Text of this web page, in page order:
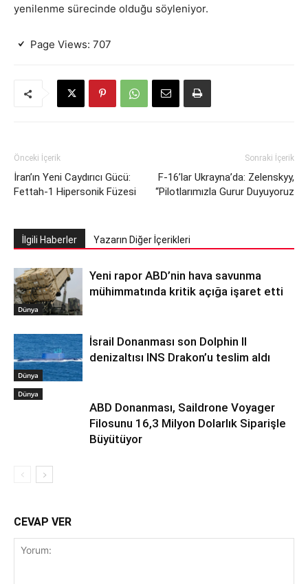
yenilenme sürecinde olduğu söyleniyor.
Page Views: 707
Önceki İçerik
İran’ın Yeni Caydırıcı Gücü:
Fettah-1 Hipersonik Füzesi
Sonraki İçerik
F-16’lar Ukrayna’da: Zelenskyy,
“Pilotlarımızla Gurur Duyuyoruz
İlgili Haberler Yazarın Diğer İçerikleri
Dünya
Yeni rapor ABD’nin hava savunma
mühimmatında kritik açığa işaret etti
Dünya
İsrail Donanması son Dolphin II
denizaltısı INS Drakon’u teslim aldı
Dünya
ABD Donanması, Saildrone Voyager
Filosunu 16,3 Milyon Dolarlık Siparişle
Büyütüyor
CEVAP VER